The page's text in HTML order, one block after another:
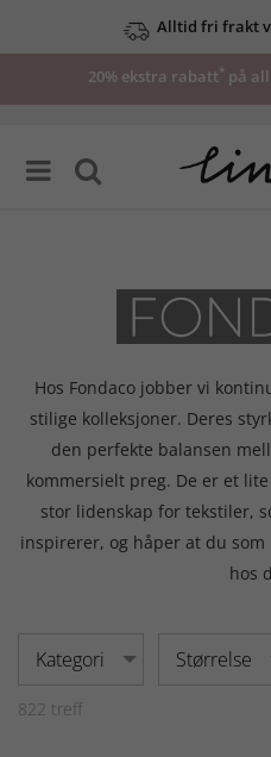
Se
20% ekstra rabatt* på all
Hos Fondaco jobber vi
stilige kolleksjoner. Deres
den perfekte balansen
kommersielt preg. De er et
stor lidenskap for tekstiler,
inspirerer, og håper at du
hos
Kategori Størrelse
822 treff